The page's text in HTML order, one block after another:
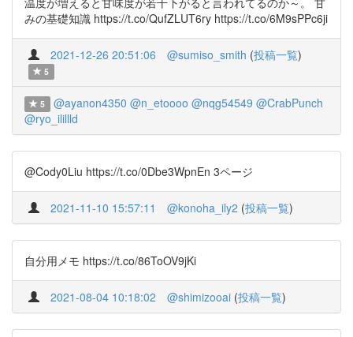
みの基礎知識 https://t.co/QufZLUT6ry https://t.co/6M9sPPc6ji
2021-12-26 20:51:06 @sumiso_smith (投稿一覧)
5
5 @ayanon4350 @n_etoooo @nqg54549 @CrabPunch
@ryo_ilillld
@Cody0Liu https://t.co/0Dbe3WpnEn 3ページ
2021-11-10 15:57:11 @konoha_ily2 (投稿一覧)
自分用メモ https://t.co/86ToOV9jKi
2021-08-04 10:18:02 @shimizooai (投稿一覧)